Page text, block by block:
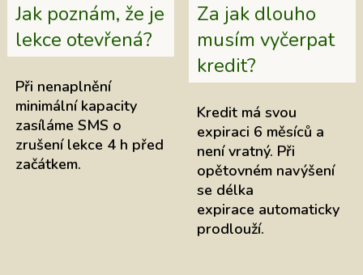
Jak poznám, že je
lekce otevřená?
Při nenaplnění
minimální kapacity
zasíláme SMS o
zrušení lekce 4 h před
začátkem.
Za jak dlouho
musím vyčerpat
kredit?
Kredit má svou
expiraci 6 měsíců a
není vratný. Při
opětovném navýšení
se délka
expirace automaticky
prodlouží.